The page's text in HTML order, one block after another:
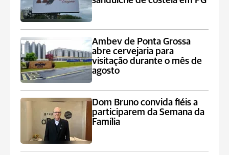
Ambev de Ponta Grossa
abre cervejaria para
visitação durante o mês de
agosto
Dom Bruno convida fiéis a
participarem da Semana da
Família